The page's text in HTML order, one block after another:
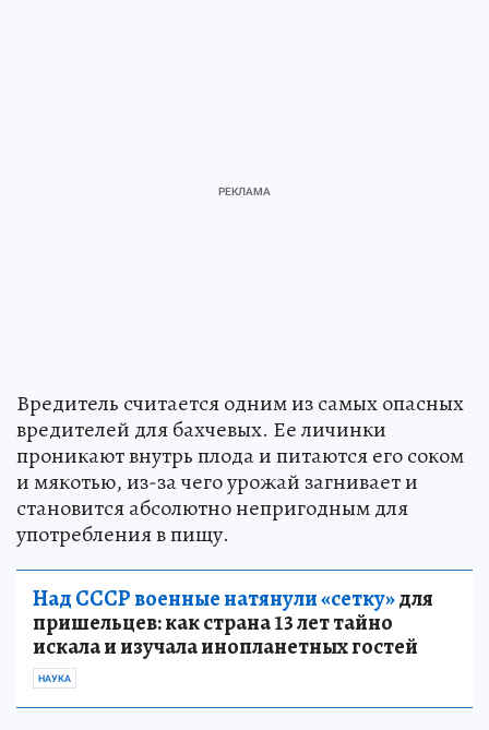
Вредитель считается одним из самых опасных
вредителей для бахчевых. Ее личинки
проникают внутрь плода и питаются его соком
и мякотью, из-за чего урожай загнивает и
становится абсолютно непригодным для
употребления в пищу.
Над СССР военные натянули «сетку»для
пришельцев: как страна 13 лет тайно
искала и изучала инопланетных гостей
НАУКА